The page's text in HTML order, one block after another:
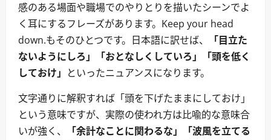
感のある場面や職場でのやりとりを描いたシーンでよ
く耳にするフレーズがあります。Keep your head
down.もそのひとつです。日本語に訳せば、
「目立た
ないようにしろ」「おとなしくしていろ」「頭を低く
しておけ」 といったニュアンスになります。
文字通りに解釈すれば「頭を下げたままにしておけ」
という意味ですが、実際の使われ方は比喩的な意味合
いが強く、
「余計なことに関わるな」「波風を立てる